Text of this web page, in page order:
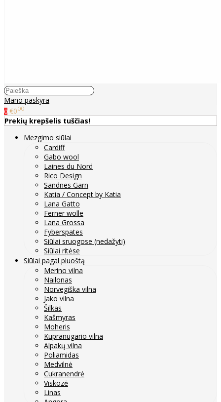
Mano paskyra
0 €000
Prekių krepšelis tuščias!
Mezgimo siūlai
Cardiff
Gabo wool
Laines du Nord
Rico Design
Sandnes Garn
Katia / Concept by Katia
Lana Gatto
Ferner wolle
Lana Grossa
Fyberspates
Siūlai sruogose (nedažyti)
Siūlai ritėse
Siūlai pagal pluoštą
Merino vilna
Nailonas
Norvegiška vilna
Jako vilna
Šilkas
Kašmyras
Moheris
Kupranugario vilna
Alpakų vilna
Poliamidas
Medvilnė
Cukranendrė
Viskozė
Linas